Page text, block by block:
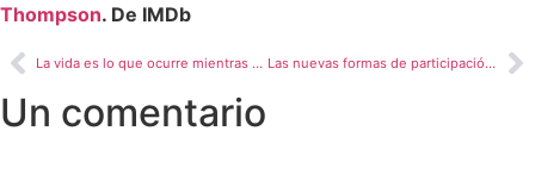
Thompson. De IMDb
La vida es lo que ocurre mientras haces planes Las nuevas formas de participación política
Un comentario